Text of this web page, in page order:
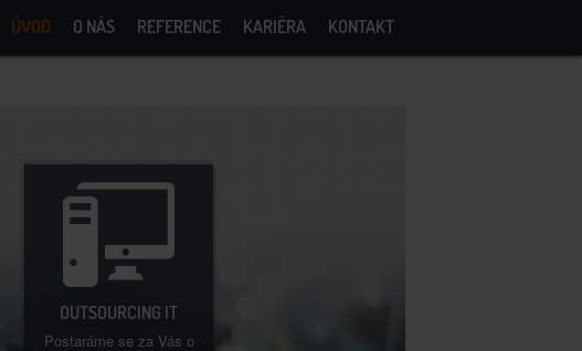
ÚVOD O NÁS REFERENCE KARIÉRA KONTAKT
OUTSOURCING IT
Postaráme se za Vás o